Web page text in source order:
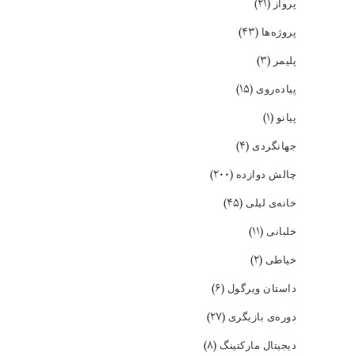
(۲۱)
پروژه‌ها (۴۳)
پلیمر (۳)
پیاده‌روی (۱۵)
پیانو(۱)
جهانگردی (۴)
چالش دوازده (۲۰۰)
خانه‌ی لیلی (۴۵)
خلبانی (۱۱)
خیاطی (۲)
داستان ویرگول (۶)
دوره‌ی بازیگری (۲۷)
دیجیتال مارکتینگ (۸)